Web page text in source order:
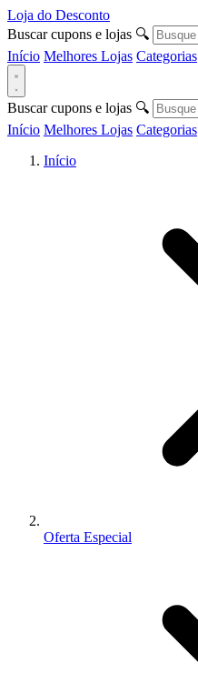
Loja do Desconto
Buscar cupons e lojas 🔍
Início Melhores Lojas Categorias
Buscar cupons e lojas 🔍
Início Melhores Lojas Categorias
Início
Oferta Especial